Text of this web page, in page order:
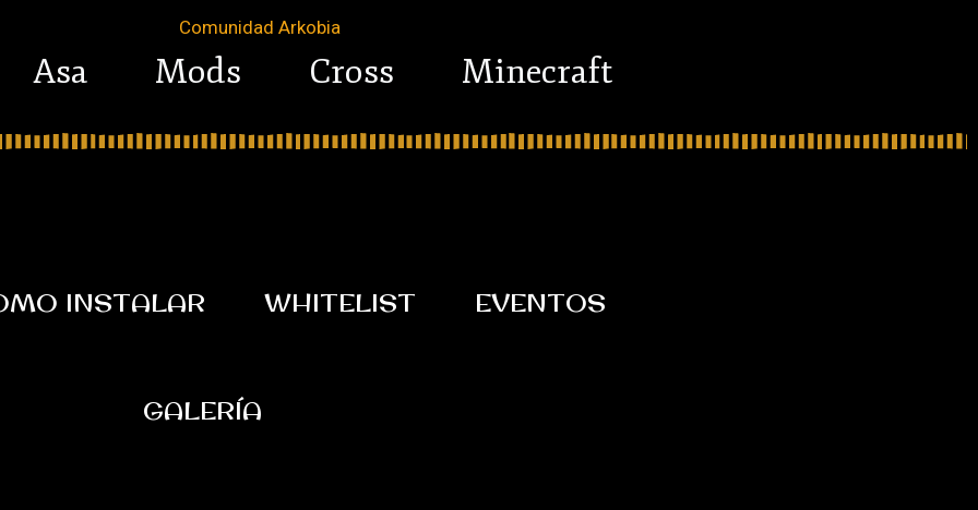
Asa Mods Cross Minecraft
INSTALAR WHITELIST EVENTOS
GALERÍA